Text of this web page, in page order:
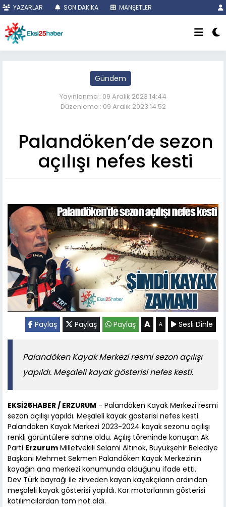
YAZARLAR SON DAKİKA MANŞETLER
Gündem
Yayınlanma : 09 Aralık 2023 14:44
Düzenleme : 09 Aralık 2023 14:52
Palandöken’de sezon
açılışı nefes kesti
Paylaş Paylaş Paylaş A A Sesli Dinle
Palandöken Kayak Merkezi resmi sezon açılışı
yapıldı. Meşaleli kayak gösterisi nefes kesti.
EKSİ25HABER / ERZURUM - Palandöken Kayak Merkezi resmi
sezon açılışı yapıldı. Meşaleli kayak gösterisi nefes kesti.
Palandöken Kayak Merkezi 2023-2024 kayak sezonu açılışı
renkli görüntülere sahne oldu. Açılış töreninde konuşan Ak
Parti Erzurum Milletvekili Selami Altınok, Büyükşehir Belediye
Başkanı Mehmet Sekmen Palandöken Kayak Merkezinin
kayağın ana merkezi konumunda olduğunu ifade etti.
Dev Türk bayrağı ile zirveden kayan kayakçıların ardından
meşaleli kayak gösterisi yapıldı. Kar motorlarının gösterisi
katılımcılardan tam not aldı.